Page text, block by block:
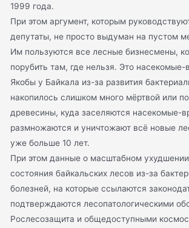
1999 года.
При этом аргумент, которым
депутаты, не просто выдуман на пустом
Им пользуются все лесные бизнесмены,
порубить там, где нельзя. Это насекомые-
Якобы у Байкала из-за развития
накопилось слишком много мёртвой или
древесины, куда заселяются насекомые-
размножаются и уничтожают всё новые
уже больше 10 лет.
При этом данные о масштабном ухудшении
состояния байкальских лесов из-за
болезней, на которые ссылаются
подтверждаются лесопатологическими
Рослесозащита и общедоступными